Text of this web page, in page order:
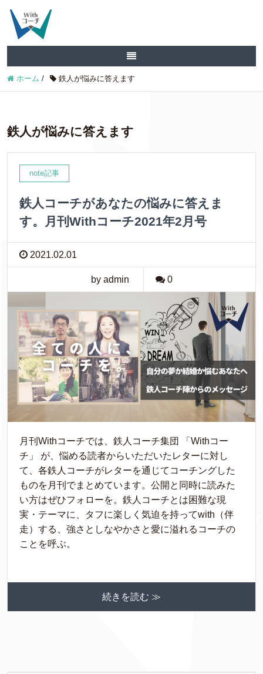
ホーム / 鉄人が悩みに答えます
鉄人が悩みに答えます
note記事
鉄人コーチがあなたの悩みに答えま
す。月刊Withコーチ2021年2月号
2021.02.01
by admin 0
月刊Withコーチでは、鉄人コーチ集団 「Withコー
チ」 が、悩める読者からいただいたレターに対し
て、各鉄人コーチがレターを通じてコーチングした
ものを月刊でまとめています。公開と同時に読みた
い方はぜひフォローを。鉄人コーチとは困難な現
実・テーマに、タフに楽しく気迫を持ってwith（伴
走）する、強さとしなやかさと愛に溢れるコーチの
ことを呼ぶ。
続きを読む ≫